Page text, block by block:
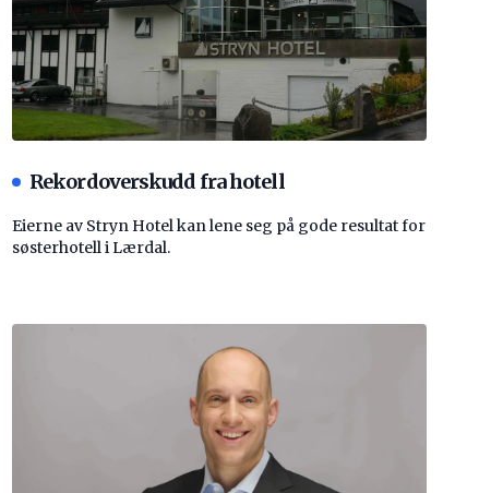
Rekordoverskudd fra hotell
Eierne av Stryn Hotel kan lene seg på gode resultat for
søsterhotell i Lærdal.